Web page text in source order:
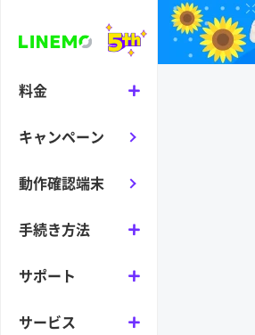
料金
キャンペーン
動作確認端末
手続き方法
サポート
サービス